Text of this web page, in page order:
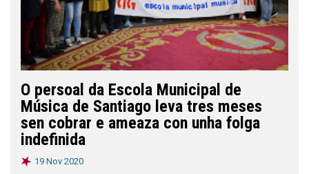
O persoal da Escola Municipal de
Música de Santiago leva tres meses
sen cobrar e ameaza con unha folga
indefinida
19 Nov 2020